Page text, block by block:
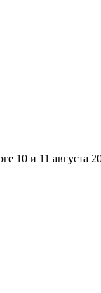
10 и 11 августа